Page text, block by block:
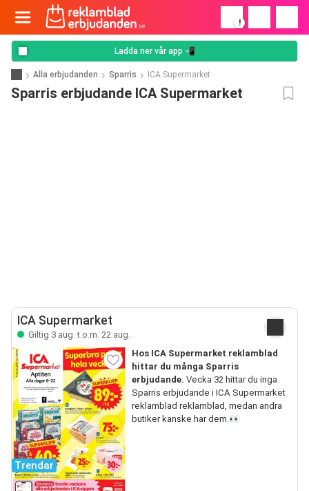
!
Ladda ner vår app 📲
Alla erbjudanden Sparris ICA Supermarket
Sparris erbjudande ICA Supermarket
ICA Supermarket
Giltig 3 aug. t.o.m. 22 aug.
Trendar
Hos ICA Supermarket reklamblad
hittar du många Sparris
erbjudande. Vecka 32 hittar du inga
Sparris erbjudande i ICA Supermarket
reklamblad reklamblad, medan andra
butiker kanske har dem.👀